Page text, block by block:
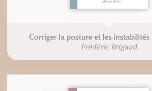
Corriger la posture et les
Frédéric Brigaud